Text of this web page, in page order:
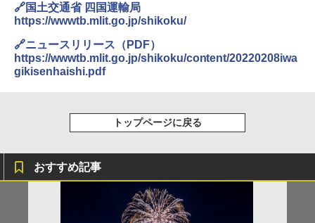
[キャンパーズコレクション 山善] 傘みたいに
広げるだけ パッとサッとテント ブラックコ
ーティング フルクローズ メッシュ 3-4人用
簡単設置 ポップアップテント エクルベージ
ュ(BC仕様) PATC-150B(EB)
Coleman(コールマン) ツーリングドーム/LD
収納 コンパクト 簡単設営 カンガルーテント
￥20,718
DEWEL パラソル 大型 ビーチ アウトドアパ
ラソル ガーデン サイトシート付 折りたたみ
防水 UVカット 4段階高さ調整 軽量 収納袋付
き
ポインターライト 強力 小型 緑色/赤色/青紫色
可能 安全ロック付き 高安全性 金属製耐久 コ
ア/オフィス/教育現場/展示会用 緑
￥1,180
🔗国土交通省 四国運輸局
https://wwwtb.mlit.go.jp/shikoku/
🔗ニュースリリース（PDF）
https://wwwtb.mlit.go.jp/shikoku/content/20220208iwa
gikisenhaishi.pdf
トップページに戻る
おすすめ記事